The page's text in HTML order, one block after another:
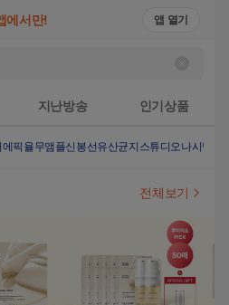
에서만! 앱 열기
지난방송 인기상품
에픽율무앰플신봉선유산균지스튜디오나시탑4종
전체보기